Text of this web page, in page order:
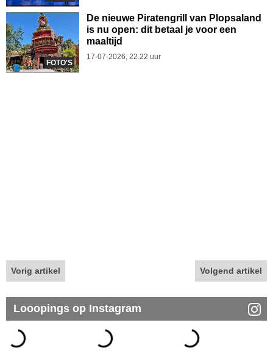
FOTO'S
De nieuwe Piratengrill van Plopsaland
is nu open: dit betaal je voor een
maaltijd
17-07-2026, 22.22 uur
Vorig artikel Volgend artikel
Looopings op Instagram